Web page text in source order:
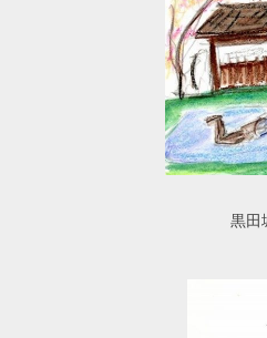
黒田